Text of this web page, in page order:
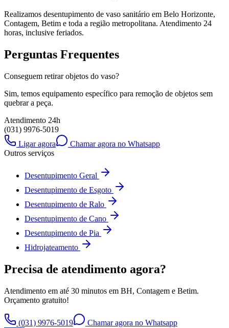
Realizamos desentupimento de vaso sanitário em Belo Horizonte,
Contagem, Betim e toda a região metropolitana. Atendimento 24
horas, inclusive feriados.
Perguntas Frequentes
Conseguem retirar objetos do vaso?
Sim, temos equipamento específico para remoção de objetos sem
quebrar a peça.
Atendimento 24h
(031) 9976-5019
Ligar agora
Chamar agora no Whatsapp
Outros serviços
Desentupimento Geral
Desentupimento de Esgoto
Desentupimento de Ralo
Desentupimento de Cano
Desentupimento de Pia
Hidrojateamento
Precisa de atendimento agora?
Atendimento em até 30 minutos em BH, Contagem e Betim.
Orçamento gratuito!
(031) 9976-5019 Chamar agora no Whatsapp